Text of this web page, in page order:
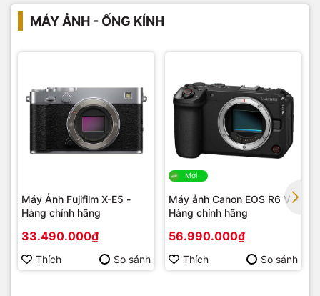
MÁY ẢNH - ỐNG KÍNH
Máy Ảnh Fujifilm X-E5 -
Hàng chính hãng
33.490.000₫
Thích So sánh
Mới
Máy ảnh Canon EOS R6 V -
Hàng chính hãng
56.990.000₫
Thích So sánh